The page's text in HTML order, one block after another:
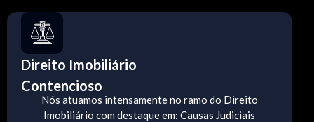
Direito Imobiliário
Contencioso
Nós atuamos intensamente no ramo do Direito
Imobiliário com destaque em: Causas Judiciais